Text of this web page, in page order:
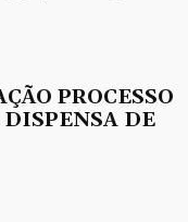
PROCESSO
DE